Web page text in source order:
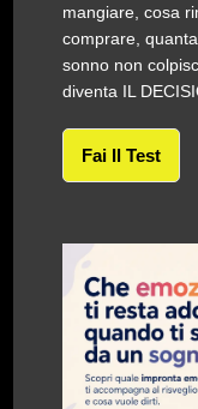
mangiare, cosa
comprare,
sonno non
diventa IL
Fai Il Test